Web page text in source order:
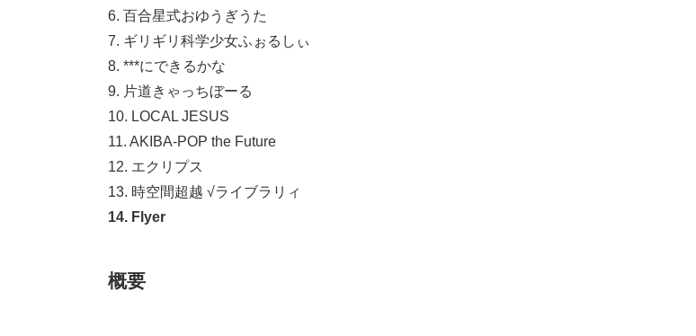
6. 百合星式おゆうぎうた
7. ギリギリ科学少女ふぉるしぃ
8. ***にできるかな
9. 片道きゃっちぼーる
10. LOCAL JESUS
11. AKIBA-POP the Future
12. エクリプス
13. 時空間超越 √ライブラリィ
14. Flyer
概要